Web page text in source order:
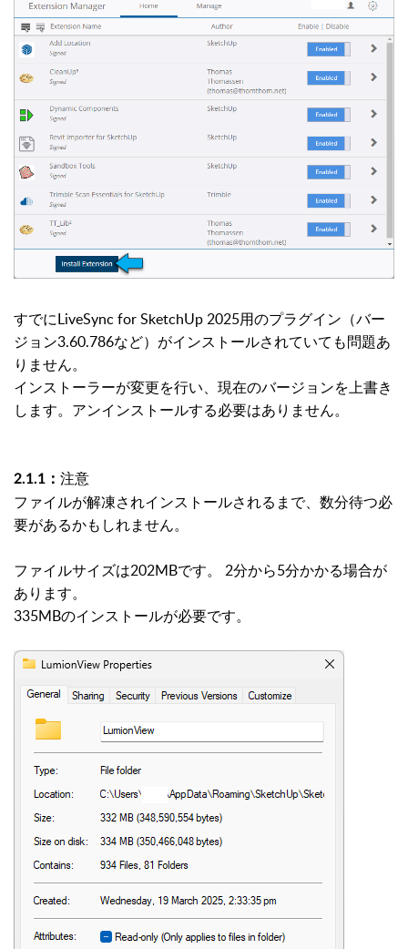
すでにLiveSync for SketchUp 2025用のプラグイン（バー
ジョン3.60.786など）がインストールされていても問題あ
りません。
インストーラーが変更を行い、現在のバージョンを上書き
します。アンインストールする必要はありません。
2.1.1： 注意
ファイルが解凍されインストールされるまで、数分待つ必
要があるかもしれません。
ファイルサイズは202MBです。 2分から5分かかる場合が
あります。
335MBのインストールが必要です。